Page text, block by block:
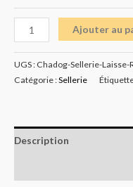
Ajouter au
UGS : Chadog-Sellerie-
Catégorie :Sellerie
Description